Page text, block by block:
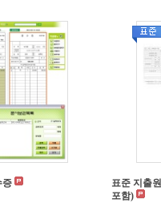
증
표준 지출
포함)